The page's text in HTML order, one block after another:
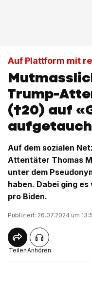
Auf Plattform mit
Trump-
(†20) auf
Auf dem sozialen
Attentäter Thomas
unter dem
haben. Dabei ging
pro Biden.
Publiziert: 26.07.2024 um
TeilenAnhören